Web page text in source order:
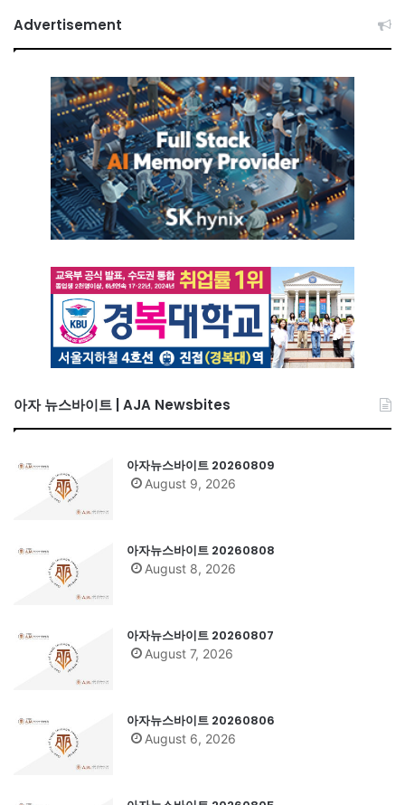
Advertisement
아자 뉴스바이트 | AJA Newsbites
아자뉴스바이트 20260809
August 9, 2026
아자뉴스바이트 20260808
August 8, 2026
아자뉴스바이트 20260807
August 7, 2026
아자뉴스바이트 20260806
August 6, 2026